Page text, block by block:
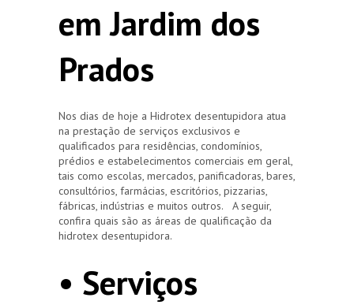
em Jardim dos
Prados
Nos dias de hoje a Hidrotex desentupidora atua
na prestação de serviços exclusivos e
qualificados para residências, condomínios,
prédios e estabelecimentos comerciais em geral,
tais como escolas, mercados, panificadoras, bares,
consultórios, farmácias, escritórios, pizzarias,
fábricas, indústrias e muitos outros. A seguir,
confira quais são as áreas de qualificação da
hidrotex desentupidora.
• Serviços